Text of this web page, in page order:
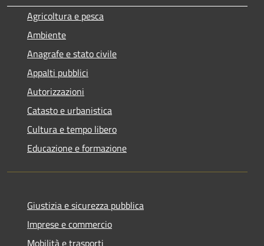
Agricoltura e pesca
Ambiente
Anagrafe e stato civile
Appalti pubblici
Autorizzazioni
Catasto e urbanistica
Cultura e tempo libero
Educazione e formazione
Giustizia e sicurezza pubblica
Imprese e commercio